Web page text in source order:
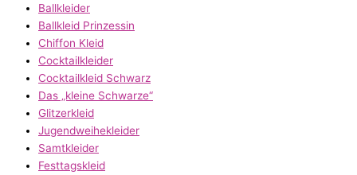
Ballkleider
Ballkleid Prinzessin
Chiffon Kleid
Cocktailkleider
Cocktailkleid Schwarz
Das „kleine Schwarze“
Glitzerkleid
Jugendweihekleider
Samtkleider
Festtagskleid